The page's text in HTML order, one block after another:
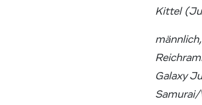
Kittel
Galaxy